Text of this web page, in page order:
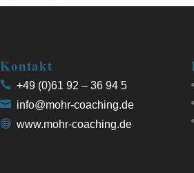
Kontakt
+49 (0)61 92 – 36 94 5
info@mohr-coaching.de
www.mohr-coaching.de